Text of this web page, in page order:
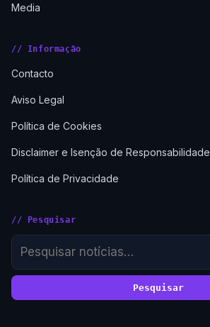
Media
// Informação
Contacto
Aviso Legal
Política de Cookies
Disclaimer e Isenção de Responsabilidade
Política de Privacidade
// Pesquisar
Pesquisar